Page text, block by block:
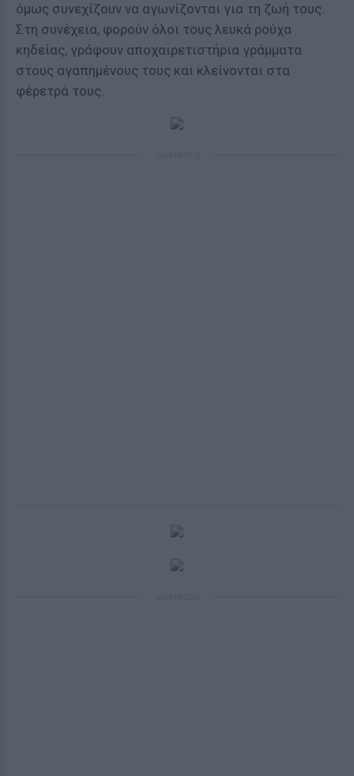
όμως συνεχίζουν να αγωνίζονται για τη ζωή τους.
Στη συνέχεια, φορούν όλοι τους λευκά ρούχα
κηδείας, γράφουν αποχαιρετιστήρια γράμματα
στους αγαπημένους τους και κλείνονται στα
φέρετρά τους.